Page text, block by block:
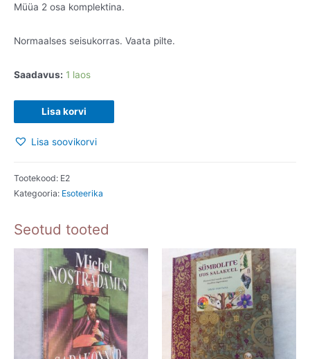
Müüa 2 osa komplektina.
Normaalses seisukorras. Vaata pilte.
Saadavus: 1 laos
Imetohtrid
(I-
II.
Sandra
Otsus.
kogus
Lisa korvi
Lisa soovikorvi
Tootekood: E2
Kategooria: Esoteerika
Seotud tooted